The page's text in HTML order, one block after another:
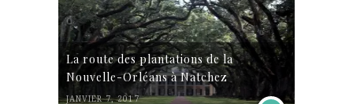
La route des plantations de la
Nouvelle-Orléans à Natchez
JANVIER 7, 2017